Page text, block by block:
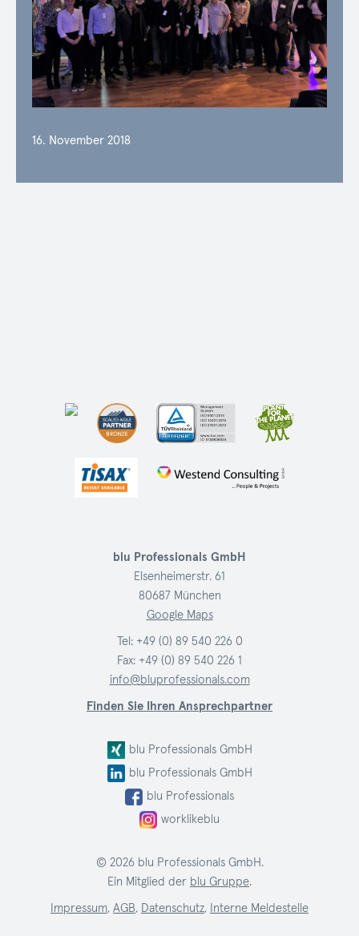
16. November 2018
blu Professionals GmbH
Elsenheimerstr. 61
80687 München
Google Maps
Tel: +49 (0) 89 540 226 0
Fax: +49 (0) 89 540 226 1
info@bluprofessionals.com
Finden Sie Ihren Ansprechpartner
blu Professionals GmbH
blu Professionals GmbH
blu Professionals
worklikeblu
© 2026 blu Professionals GmbH.
Ein Mitglied der blu Gruppe.
Impressum, AGB, Datenschutz, Interne Meldestelle